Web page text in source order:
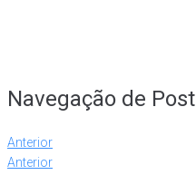
Navegação de Post
Anterior
Anterior